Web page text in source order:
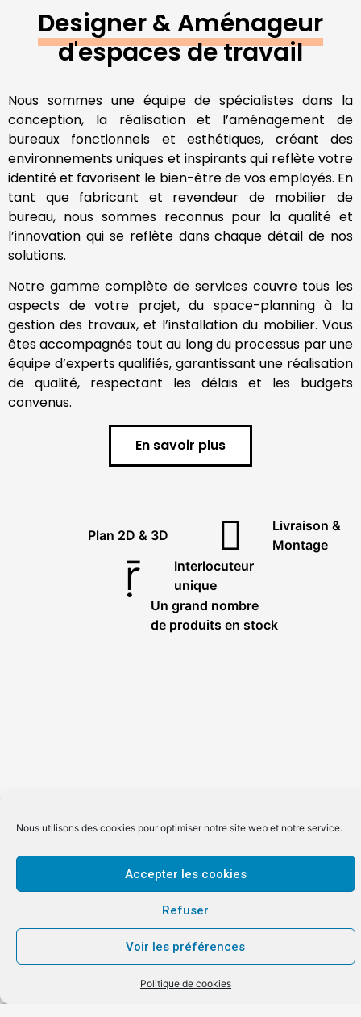
Nous utilisons des cookies pour optimiser notre site web et notre service.
Accepter les cookies
Refuser
Voir les préférences
Politique de cookies
Designer & Aménageur
d'espaces de travail
Nous sommes une équipe de spécialistes dans la
conception, la réalisation et l’aménagement de
bureaux fonctionnels et esthétiques, créant des
environnements uniques et inspirants qui reflète votre
identité et favorisent le bien-être de vos employés. En
tant que fabricant et revendeur de mobilier de
bureau, nous sommes reconnus pour la qualité et
l’innovation qui se reflète dans chaque détail de nos
solutions.
Notre gamme complète de services couvre tous les
aspects de votre projet, du space-planning à la
gestion des travaux, et l’installation du mobilier. Vous
êtes accompagnés tout au long du processus par une
équipe d’experts qualifiés, garantissant une réalisation
de qualité, respectant les délais et les budgets
convenus.
En savoir plus
Plan 2D & 3D
Livraison &
Montage
Interlocuteur
unique
Un grand nombre
de produits en stock
Ils nous fontconfiance